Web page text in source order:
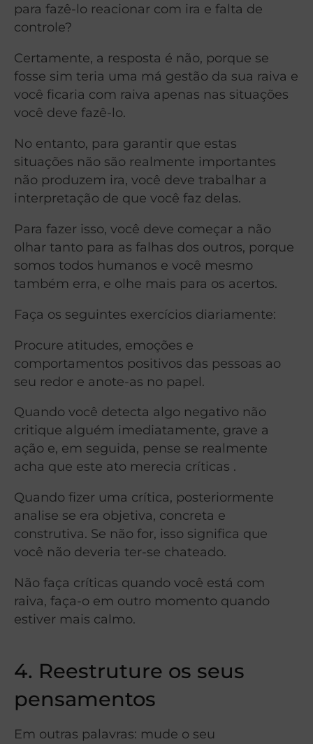
para fazê-lo reacionar com ira e falta de
controle?
Certamente, a resposta é não, porque se
fosse sim teria uma má gestão da sua raiva e
você ficaria com raiva apenas nas situações
você deve fazê-lo.
No entanto, para garantir que estas
situações não são realmente importantes
não produzem ira, você deve trabalhar a
interpretação de que você faz delas.
Para fazer isso, você deve começar a não
olhar tanto para as falhas dos outros, porque
somos todos humanos e você mesmo
também erra, e olhe mais para os acertos.
Faça os seguintes exercícios diariamente:
Procure atitudes, emoções e
comportamentos positivos das pessoas ao
seu redor e anote-as no papel.
Quando você detecta algo negativo não
critique alguém imediatamente, grave a
ação e, em seguida, pense se realmente
acha que este ato merecia críticas .
Quando fizer uma crítica, posteriormente
analise se era objetiva, concreta e
construtiva. Se não for, isso significa que
você não deveria ter-se chateado.
Não faça críticas quando você está com
raiva, faça-o em outro momento quando
estiver mais calmo.
4. Reestruture os seus
pensamentos
Em outras palavras: mude o seu